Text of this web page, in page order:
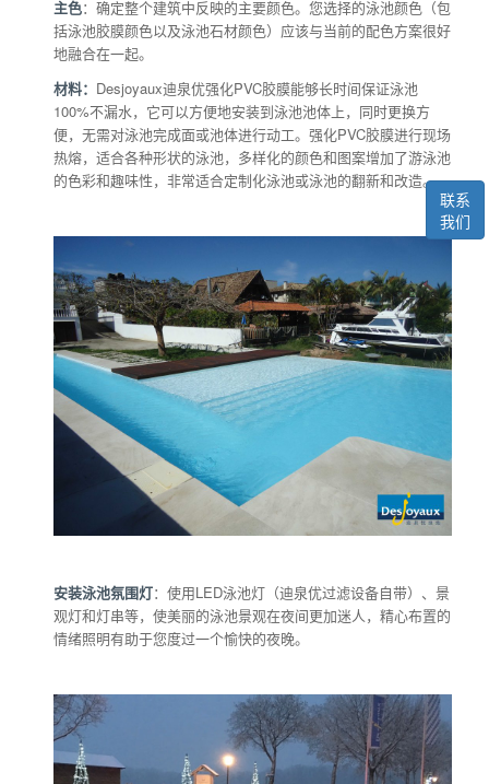
联系
我们
主色：确定整个建筑中反映的主要颜色。您选择的泳池颜色（包
括泳池胶膜颜色以及泳池石材颜色）应该与当前的配色方案很好
地融合在一起。
材料： Desjoyaux迪泉优强化PVC胶膜能够长时间保证泳池
100%不漏水，它可以方便地安装到泳池池体上，同时更换方
便，无需对泳池完成面或池体进行动工。强化PVC胶膜进行现场
热熔，适合各种形状的泳池，多样化的颜色和图案增加了游泳池
的色彩和趣味性，非常适合定制化泳池或泳池的翻新和改造。
安装泳池氛围灯：使用LED泳池灯（迪泉优过滤设备自带）、景
观灯和灯串等，使美丽的泳池景观在夜间更加迷人，精心布置的
情绪照明有助于您度过一个愉快的夜晚。